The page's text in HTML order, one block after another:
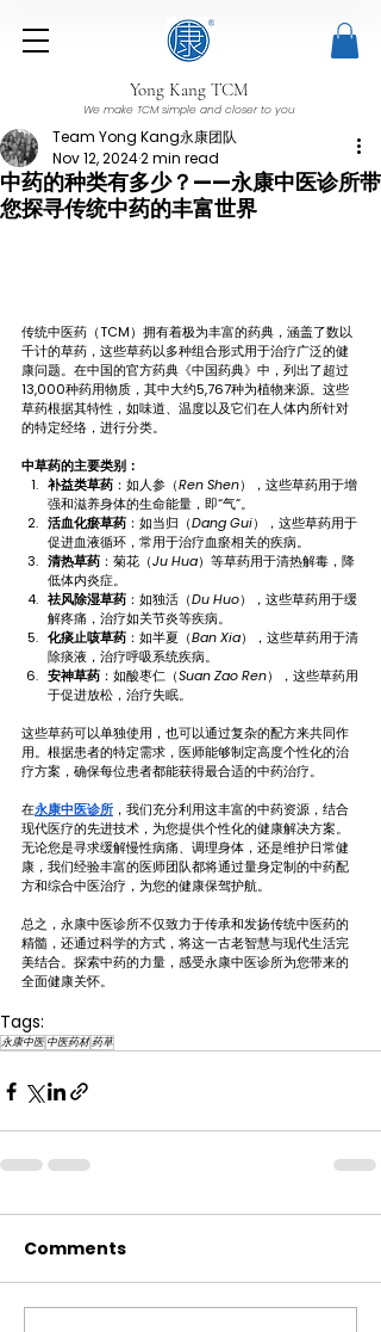
Yong Kang TCM
We make TCM simple and closer to you
中药的种类有多少？——永康中医诊所带
您探寻传统中药的丰富世界
Team Yong Kang永康团队
Nov 12, 20242 min read
传统中医药（TCM）拥有着极为丰富的药典，涵盖了数以
千计的草药，这些草药以多种组合形式用于治疗广泛的健
康问题。在中国的官方药典《中国药典》中，列出了超过
13,000种药用物质，其中大约5,767种为植物来源。这些
草药根据其特性，如味道、温度以及它们在人体内所针对
的特定经络，进行分类。
中草药的主要类别：
补益类草药 ：如人参（Ren Shen），这些草药用于增
强和滋养身体的生命能量，即“气”。
活血化瘀草药 ：如当归（Dang Gui），这些草药用于
促进血液循环，常用于治疗血瘀相关的疾病。
清热草药 ：菊花（Ju Hua）等草药用于清热解毒，降
低体内炎症。
祛风除湿草药 ：如独活（Du Huo），这些草药用于缓
解疼痛，治疗如关节炎等疾病。
化痰止咳草药 ：如半夏（Ban Xia），这些草药用于清
除痰液，治疗呼吸系统疾病。
安神草药 ：如酸枣仁（Suan Zao Ren），这些草药用
于促进放松，治疗失眠。
这些草药可以单独使用，也可以通过复杂的配方来共同作
用。根据患者的特定需求，医师能够制定高度个性化的治
疗方案，确保每位患者都能获得最合适的中药治疗。
在永康中医诊所 ，我们充分利用这丰富的中药资源，结合
现代医疗的先进技术，为您提供个性化的健康解决方案。
无论您是寻求缓解慢性病痛、调理身体，还是维护日常健
康，我们经验丰富的医师团队都将通过量身定制的中药配
方和综合中医治疗，为您的健康保驾护航。
总之，永康中医诊所不仅致力于传承和发扬传统中医药的
精髓，还通过科学的方式，将这一古老智慧与现代生活完
美结合。探索中药的力量，感受永康中医诊所为您带来的
全面健康关怀。
Tags:
永康中医 中医药材药草
Comments